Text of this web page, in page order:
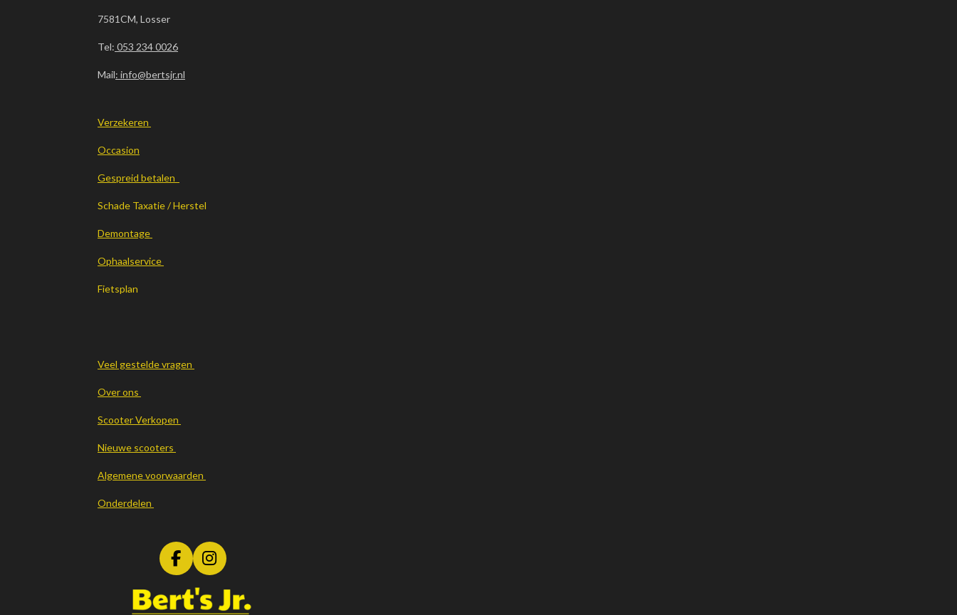
7581CM, Losser
Tel: 053 234 0026
Mail: info@bertsjr.nl
Verzekeren
Occasion
Gespreid betalen
Schade Taxatie / Herstel
Demontage
Ophaalservice
Fietsplan
Veel gestelde vragen
Over ons
Scooter Verkopen
Nieuwe scooters
Algemene voorwaarden
Onderdelen
F
a
c
I
n
s